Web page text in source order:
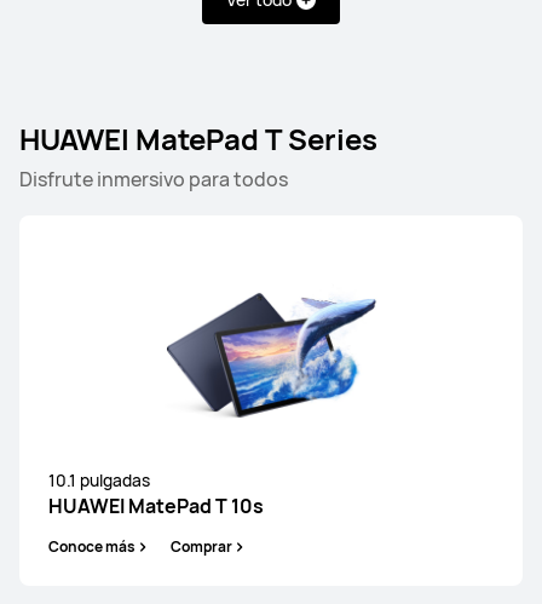
HUAWEI MatePad T Series
Disfrute inmersivo para todos
10.1 pulgadas
HUAWEI MatePad T 10s
Conoce más Comprar